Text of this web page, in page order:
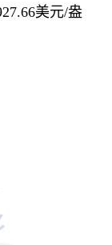
美元/盎